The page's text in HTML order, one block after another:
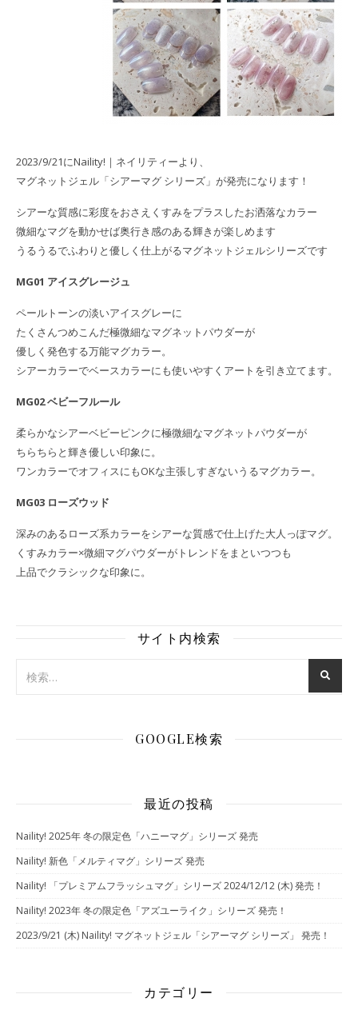
2023/9/21にNaility!｜ネイリティーより、
マグネットジェル「シアーマグ シリーズ」が発売になります！
シアーな質感に彩度をおさえくすみをプラスしたお洒落なカラー
微細なマグを動かせば奥行き感のある輝きが楽しめます
うるうるでふわりと優しく仕上がるマグネットジェルシリーズです
MG01 アイスグレージュ
ペールトーンの淡いアイスグレーに
たくさんつめこんだ極微細なマグネットパウダーが
優しく発色する万能マグカラー。
シアーカラーでベースカラーにも使いやすくアートを引き立てます。
MG02 ベビーフルール
柔らかなシアーベビーピンクに極微細なマグネットパウダーが
ちらちらと輝き優しい印象に。
ワンカラーでオフィスにもOKな主張しすぎないうるマグカラー。
MG03 ローズウッド
深みのあるローズ系カラーをシアーな質感で仕上げた大人っぽマグ。
くすみカラー×微細マグパウダーがトレンドをまといつつも
上品でクラシックな印象に。
サイト内検索
GOOGLE検索
最近の投稿
Naility! 2025年 冬の限定色「ハニーマグ」シリーズ 発売
Naility! 新色「メルティマグ」シリーズ 発売
Naility! 「プレミアムフラッシュマグ」シリーズ 2024/12/12 (木) 発売！
Naility! 2023年 冬の限定色「アズユーライク」シリーズ 発売！
2023/9/21 (木) Naility! マグネットジェル「シアーマグ シリーズ」 発売！
カテゴリー